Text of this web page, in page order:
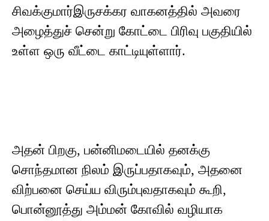
சிவக்குமார்இருசக்கர வாகனத்தில் அவரை
அழைத்துச் சென்று கோட்டை பிரிவு பகுதியில்
உள்ள ஒரு வீட்டை காட்டியுள்ளார்.
அதன் பிறகு, பன்னிமடையில் தனக்கு
சொந்தமான நிலம் இருப்பதாகவும், அதனை
விற்பனை செய்ய விரும்புவதாகவும் கூறி,
பொன்னூத்து அம்மன் கோவில் வழியாக